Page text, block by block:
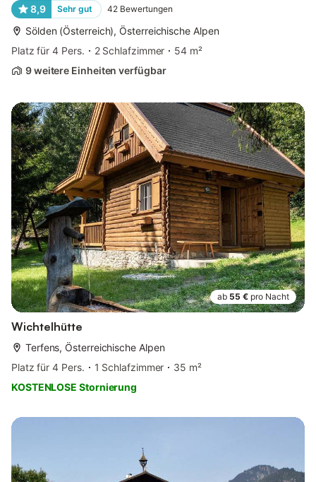
8,9
Sehr gut 42 Bewertungen
Sölden (Österreich), Österreichische Alpen
Platz für 4 Pers.
2 Schlafzimmer
54 m²
9 weitere Einheiten verfügbar
ab 55 € pro Nacht
Wichtelhütte
Terfens, Österreichische Alpen
Platz für 4 Pers.
1 Schlafzimmer
35 m²
KOSTENLOSE Stornierung